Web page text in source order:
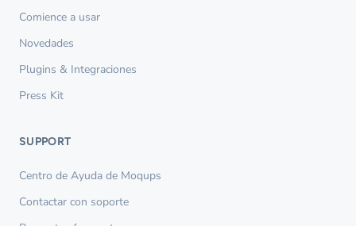
Comience a usar
Novedades
Plugins & Integraciones
Press Kit
SUPPORT
Centro de Ayuda de Moqups
Contactar con soporte